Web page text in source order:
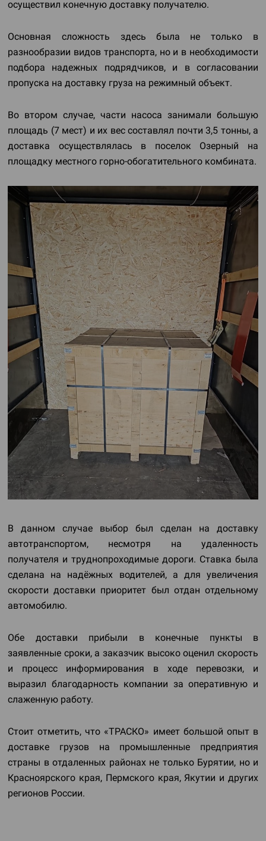
осуществил конечную доставку получателю.
Основная сложность здесь была не только в
разнообразии видов транспорта, но и в необходимости
подбора надежных подрядчиков, и в согласовании
пропуска на доставку груза на режимный объект.
Во втором случае, части насоса занимали большую
площадь (7 мест) и их вес составлял почти 3,5 тонны, а
доставка осуществлялась в поселок Озерный на
площадку местного горно-обогатительного комбината.
В данном случае выбор был сделан на доставку
автотранспортом, несмотря на удаленность
получателя и труднопроходимые дороги. Ставка была
сделана на надёжных водителей, а для увеличения
скорости доставки приоритет был отдан отдельному
автомобилю.
Обе доставки прибыли в конечные пункты в
заявленные сроки, а заказчик высоко оценил скорость
и процесс информирования в ходе перевозки, и
выразил благодарность компании за оперативную и
слаженную работу.
Стоит отметить, что «ТРАСКО» имеет большой опыт в
доставке грузов на промышленные предприятия
страны в отдаленных районах не только Бурятии, но и
Красноярского края, Пермского края, Якутии и других
регионов России.